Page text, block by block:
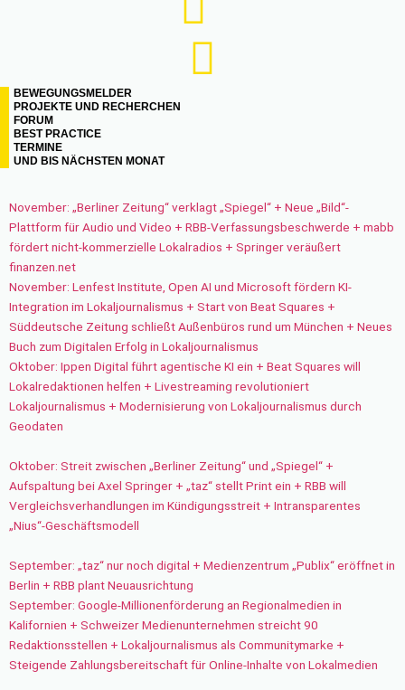
BEWEGUNGSMELDER
PROJEKTE UND RECHERCHEN
FORUM
BEST PRACTICE
TERMINE
UND BIS NÄCHSTEN MONAT
November: „Berliner Zeitung“ verklagt „Spiegel“ + Neue „Bild“-
Plattform für Audio und Video + RBB-Verfassungsbeschwerde + mabb
fördert nicht-kommerzielle Lokalradios + Springer veräußert
finanzen.net
November: Lenfest Institute, Open AI und Microsoft fördern KI-
Integration im Lokaljournalismus + Start von Beat Squares +
Süddeutsche Zeitung schließt Außenbüros rund um München + Neues
Buch zum Digitalen Erfolg in Lokaljournalismus
Oktober: Ippen Digital führt agentische KI ein + Beat Squares will
Lokalredaktionen helfen + Livestreaming revolutioniert
Lokaljournalismus + Modernisierung von Lokaljournalismus durch
Geodaten
Oktober: Streit zwischen „Berliner Zeitung“ und „Spiegel“ +
Aufspaltung bei Axel Springer + „taz“ stellt Print ein + RBB will
Vergleichsverhandlungen im Kündigungsstreit + Intransparentes
„Nius“-Geschäftsmodell
September: „taz“ nur noch digital + Medienzentrum „Publix“ eröffnet in
Berlin + RBB plant Neuausrichtung
September: Google-Millionenförderung an Regionalmedien in
Kalifornien + Schweizer Medienunternehmen streicht 90
Redaktionsstellen + Lokaljournalismus als Communitymarke +
Steigende Zahlungsbereitschaft für Online-Inhalte von Lokalmedien